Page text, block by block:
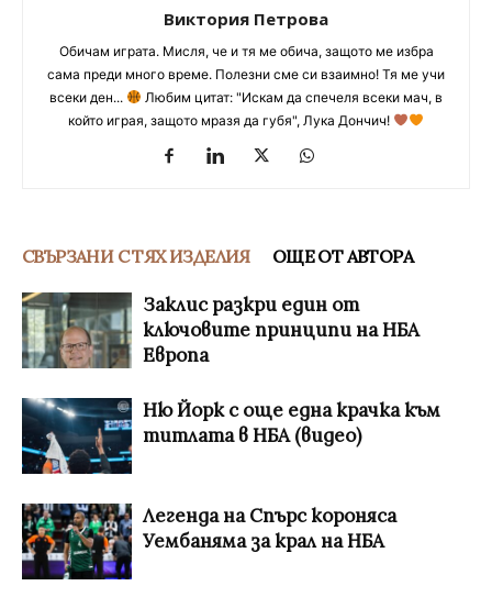
Виктория Петрова
Обичам играта. Мисля, че и тя ме обича, защото ме избра
сама преди много време. Полезни сме си взаимно! Тя ме учи
всеки ден...
Любим цитат: "Искам да спечеля всеки мач, в
който играя, защото мразя да губя", Лука Дончич!
СВЪРЗАНИ С ТЯХ ИЗДЕЛИЯ ОЩЕ ОТ АВТОРА
Заклис разкри един от
ключовите принципи на НБА
Европа
Ню Йорк с още една крачка към
титлата в НБА (видео)
Легенда на Спърс короняса
Уембаняма за крал на НБА